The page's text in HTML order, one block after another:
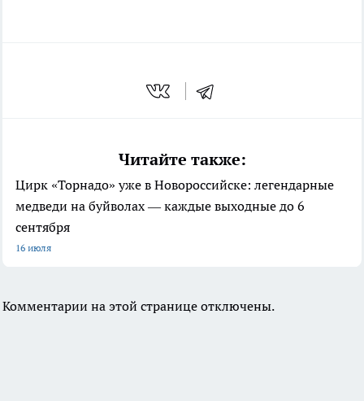
Читайте также:
Цирк «Торнадо» уже в Новороссийске: легендарные
медведи на буйволах — каждые выходные до 6
сентября
16 июля
Комментарии на этой странице отключены.